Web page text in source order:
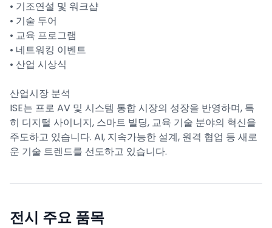
• 기조연설 및 워크샵
• 기술 투어
• 교육 프로그램
• 네트워킹 이벤트
• 산업 시상식
산업시장 분석
ISE는 프로 AV 및 시스템 통합 시장의 성장을 반영하며, 특
히 디지털 사이니지, 스마트 빌딩, 교육 기술 분야의 혁신을
주도하고 있습니다. AI, 지속가능한 설계, 원격 협업 등 새로
운 기술 트렌드를 선도하고 있습니다.
전시 주요 품목